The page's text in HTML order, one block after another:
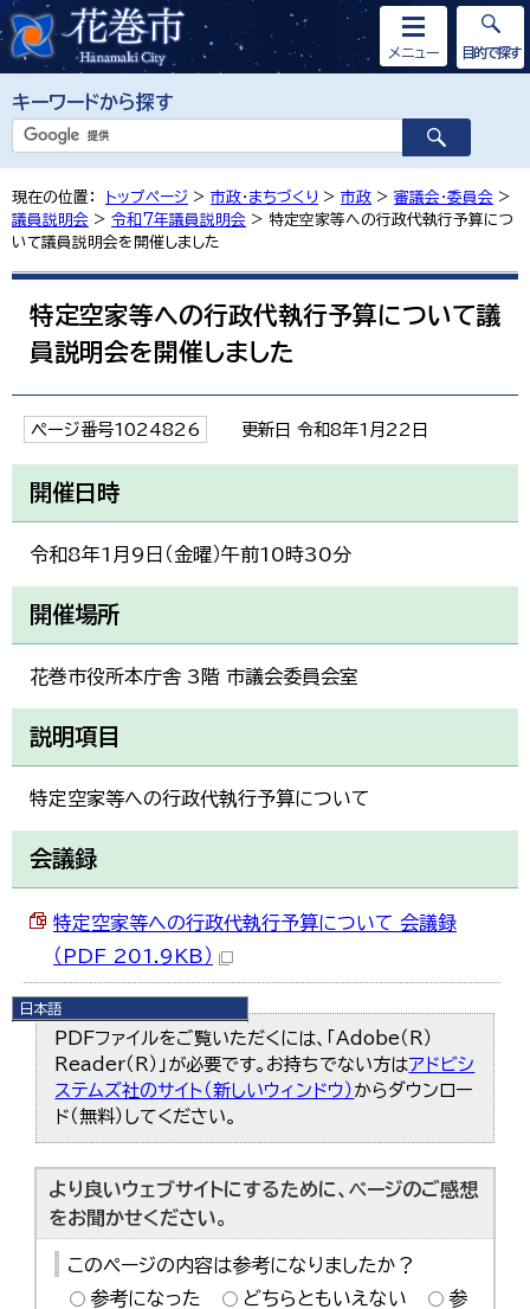
キーワードから探す
メニュー
日本語
日本語
English
한국어
简体中文
繁體中文
目的で探す
現在の位置： トップページ > 市政・まちづくり > 市政 > 審議会・委員会 >
議員説明会 > 令和7年議員説明会 > 特定空家等への行政代執行予算につ
いて議員説明会を開催しました
特定空家等への行政代執行予算について議
員説明会を開催しました
ページ番号1024826 更新日 令和8年1月22日
開催日時
令和8年1月9日（金曜）午前10時30分
開催場所
花巻市役所本庁舎 3階 市議会委員会室
説明項目
特定空家等への行政代執行予算について
会議録
特定空家等への行政代執行予算について 会議録
（PDF 201.9KB）
PDFファイルをご覧いただくには、「Adobe（R）
Reader（R）」が必要です。お持ちでない方はアドビシ
ステムズ社のサイト（新しいウィンドウ） からダウンロー
ド（無料）してください。
より良いウェブサイトにするために、ページのご感想
をお聞かせください。
このページの内容は参考になりましたか？
参考になった
どちらともいえない
参